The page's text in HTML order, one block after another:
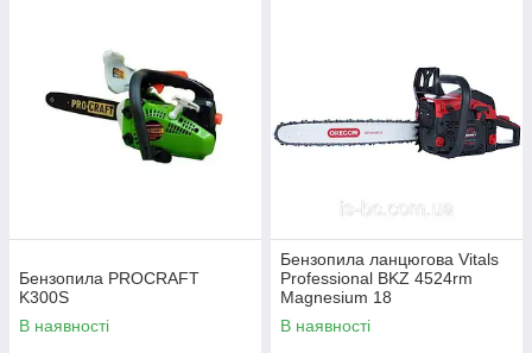
Бензопила PROCRAFT
K300S
В наявності
Бензопила ланцюгова Vitals
Professional BKZ 4524rm
Magnesium 18
В наявності